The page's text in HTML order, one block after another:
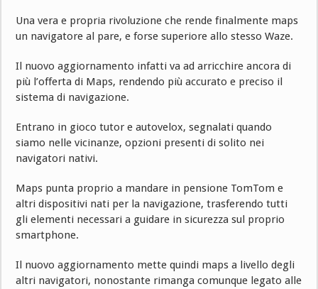
Una vera e propria rivoluzione che rende finalmente maps
un navigatore al pare, e forse superiore allo stesso Waze.
Il nuovo aggiornamento infatti va ad arricchire ancora di
più l’offerta di Maps, rendendo più accurato e preciso il
sistema di navigazione.
Entrano in gioco tutor e autovelox, segnalati quando
siamo nelle vicinanze, opzioni presenti di solito nei
navigatori nativi.
Maps punta proprio a mandare in pensione TomTom e
altri dispositivi nati per la navigazione, trasferendo tutti
gli elementi necessari a guidare in sicurezza sul proprio
smartphone.
Il nuovo aggiornamento mette quindi maps a livello degli
altri navigatori, nonostante rimanga comunque legato alle